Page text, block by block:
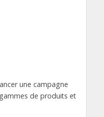
une campagne
de produits et